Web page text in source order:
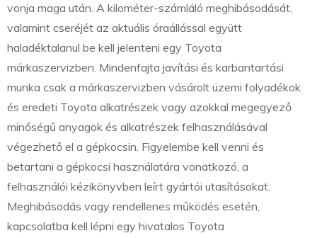
vonja maga után. A kilométer-számláló meghibásodását,
valamint cseréjét az aktuális óraállással együtt
haladéktalanul be kell jelenteni egy Toyota
márkaszervizben. Mindenfajta javítási és karbantartási
munka csak a márkaszervizben vásárolt üzemi folyadékok
és eredeti Toyota alkatrészek vagy azokkal megegyező
minőségű anyagok és alkatrészek felhasználásával
végezhető el a gépkocsin. Figyelembe kell venni és
betartani a gépkocsi használatára vonatkozó, a
felhasználói kézikönyvben leírt gyártói utasításokat.
Meghibásodás vagy rendellenes működés esetén,
kapcsolatba kell lépni egy hivatalos Toyota